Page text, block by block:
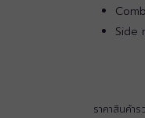
Side
ราคาสินค้า